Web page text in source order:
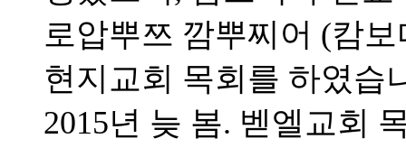
로압뿌쯔 깜뿌찌어 (캄
현지교회 목회를 하였습
2015년 늦 봄. 벧엘교회